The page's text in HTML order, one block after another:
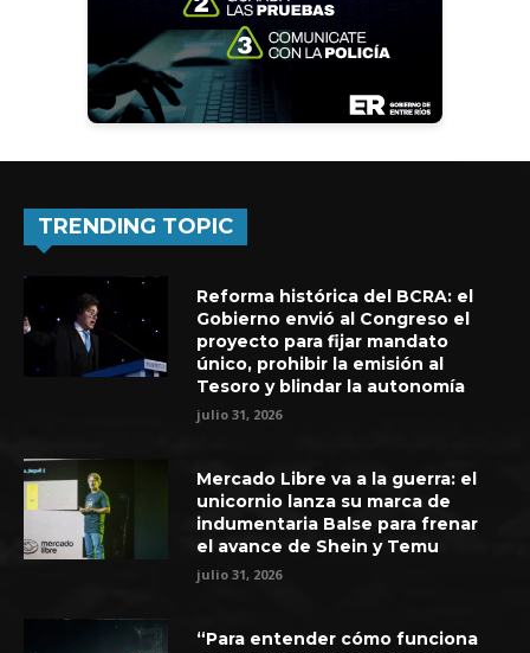
TRENDING TOPIC
Reforma histórica del BCRA: el
Gobierno envió al Congreso el
proyecto para fijar mandato
único, prohibir la emisión al
Tesoro y blindar la autonomía
julio 31, 2026
Mercado Libre va a la guerra: el
unicornio lanza su marca de
indumentaria Balse para frenar
el avance de Shein y Temu
julio 31, 2026
“Para entender cómo funciona